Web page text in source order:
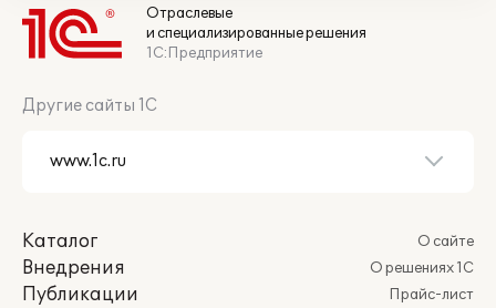
Отраслевые
и специализированные решения
1С:Предприятие
Другие сайты 1С
Каталог
Внедрения
Публикации
О сайте
О решениях 1С
Прайс-лист